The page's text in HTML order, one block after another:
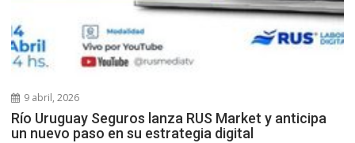
9 abril, 2026
Río Uruguay Seguros lanza RUS Market y anticipa
un nuevo paso en su estrategia digital